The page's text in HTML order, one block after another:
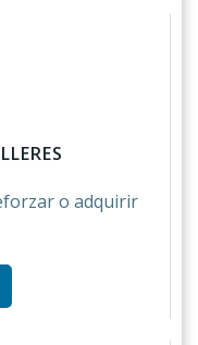
o adquirir